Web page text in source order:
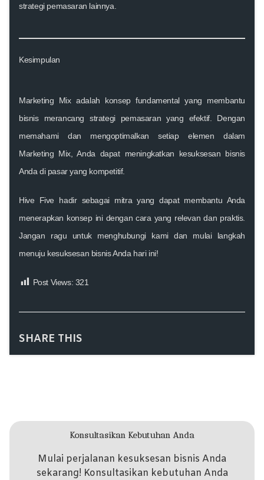
strategi pemasaran lainnya.
Kesimpulan
Marketing Mix adalah konsep fundamental yang membantu
bisnis merancang strategi pemasaran yang efektif. Dengan
memahami dan mengoptimalkan setiap elemen dalam
Marketing Mix, Anda dapat meningkatkan kesuksesan bisnis
Anda di pasar yang kompetitif.
Hive Five hadir sebagai mitra yang dapat membantu Anda
menerapkan konsep ini dengan cara yang relevan dan praktis.
Jangan ragu untuk menghubungi kami dan mulai langkah
menuju kesuksesan bisnis Anda hari ini!
Post Views: 321
SHARE THIS
Konsultasikan Kebutuhan Anda
Mulai perjalanan kesuksesan bisnis Anda
sekarang! Konsultasikan kebutuhan Anda